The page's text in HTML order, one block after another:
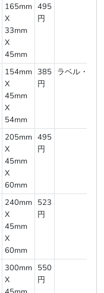
165mm
X
33mm
X
45mm
495
円
154mm
X
45mm
X
54mm
385
円
ラベル・底
205mm
X
45mm
X
60mm
495
円
240mm
X
45mm
X
60mm
523
円
300mm
X
550
円